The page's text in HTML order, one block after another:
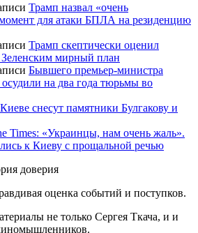
Трамп назвал «очень
для атаки БПЛА на резиденцию
Трамп скептически оценил
мирный план
Бывшего премьер-министра
на два года тюрьмы во
снесут памятники Булгакову и
Times: «Украинцы, нам очень жаль».
к Киеву с прощальной речью
оценка событий и поступков.
не только Сергея Ткача, и и